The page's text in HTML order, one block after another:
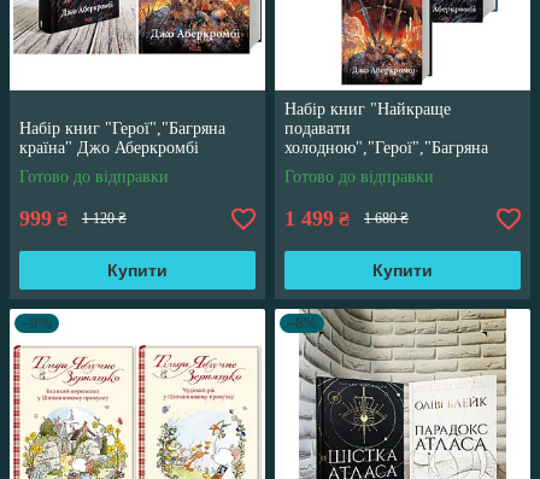
Набір книг "Герої","Багряна
країна" Джо Аберкромбі
Готово до відправки
999 ₴ 1 120 ₴
Купити
Набір книг "Найкраще
подавати
холодною","Герої","Багряна
країна" Джо Аберкромбі
Готово до відправки
1 499 ₴ 1 680 ₴
Купити
–9% –8%